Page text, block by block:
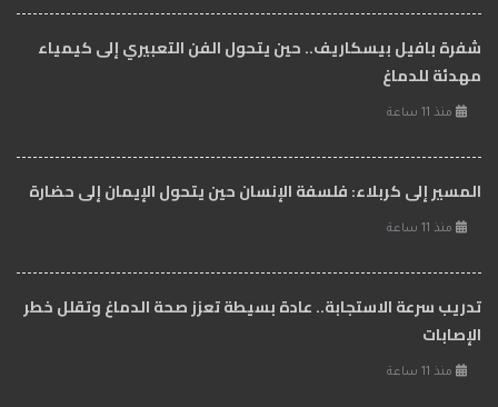
شفرة بافيل بيسكاريف.. حين يتحول الفن التعبيري إلى كيمياء
مهدئة للدماغ
منذ 11 ساعة
المسير إلى كربلاء: فلسفة الإنسان حين يتحول الإيمان إلى حضارة
منذ 11 ساعة
تدريب سرعة الاستجابة.. عادة بسيطة تعزز صحة الدماغ وتقلل خطر
الإصابات
منذ 11 ساعة